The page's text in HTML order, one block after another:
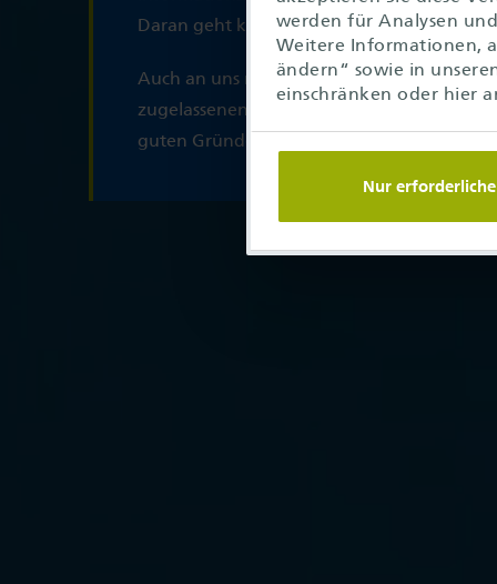
werden für Analysen
Weitere Informationen,
ändern“ sowie in
einschränken oder hier
Nur erforderliche
Daran geht kein Weg vorbei.
Auch an uns nicht, denn wir sind einer der
zugelassenen Prüfdienstleister in dieser
guten Gründen.